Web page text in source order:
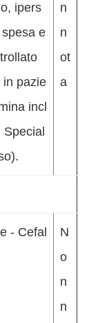
ipers
e
in pazie
incl
n
n
ot
a
- Cefal
N
o
n
n